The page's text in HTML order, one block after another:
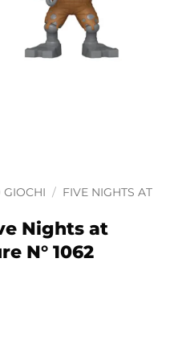
GIOCHI / FIVE NIGHTS AT
Nights at
N° 1062